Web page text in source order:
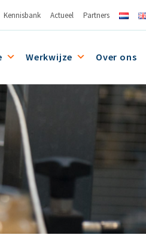
Kennisbank Actueel Partners
Werkwijze Over ons